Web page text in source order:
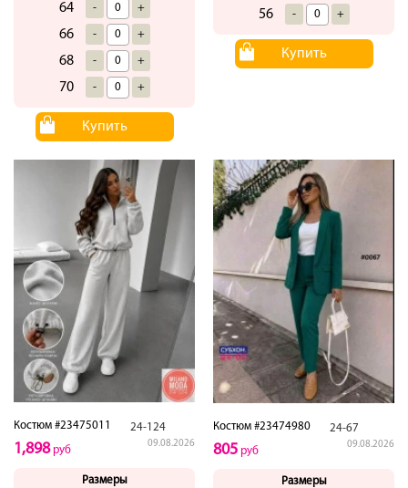
64 - +
66 - +
68 - +
70 - +
Купить
56 - +
Купить
Костюм #23475011 24-124
09.08.2026
1,898руб
Размеры
Костюм #23474980 24-67
09.08.2026
805 руб
Размеры